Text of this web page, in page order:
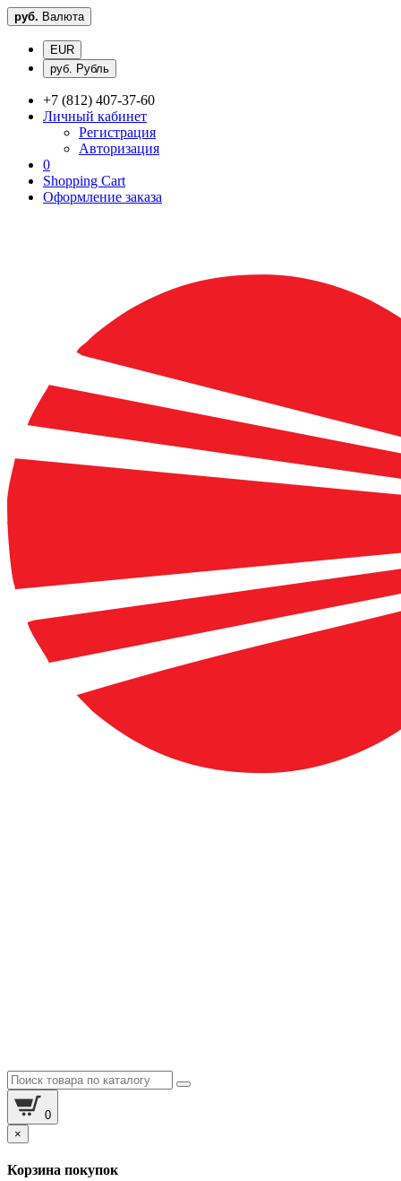
руб. Валюта
EUR
руб. Рубль
+7 (812) 407-37-60
Личный кабинет
Регистрация
Авторизация
0
Shopping Cart
Оформление заказа
0
×
Корзина покупок